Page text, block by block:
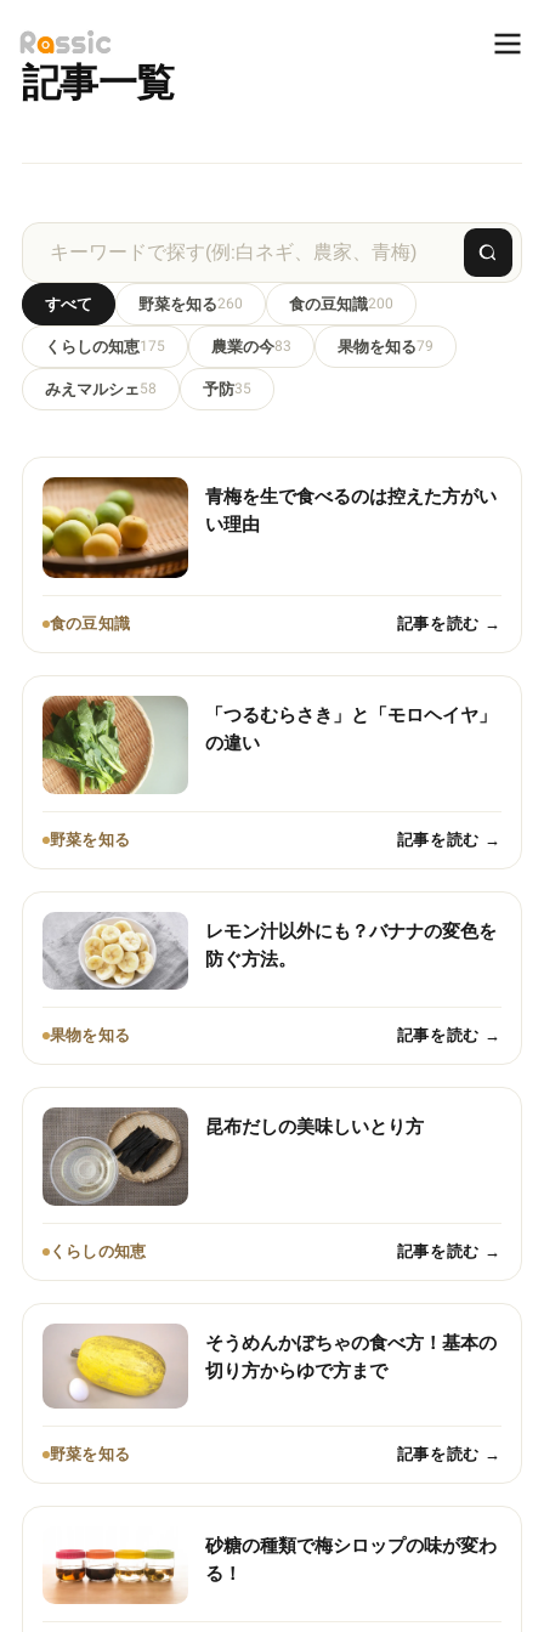
記事一覧
すべて 野菜を知る260 食の豆知識200
くらしの知恵175 農業の今83 果物を知る79
みえマルシェ58 予防35
青梅を生で食べるのは控えた方がい
い理由
食の豆知識 記事を読む →
「つるむらさき」と「モロヘイヤ」
の違い
野菜を知る 記事を読む →
レモン汁以外にも？バナナの変色を
防ぐ方法。
果物を知る 記事を読む →
昆布だしの美味しいとり方
くらしの知恵 記事を読む →
そうめんかぼちゃの食べ方！基本の
切り方からゆで方まで
野菜を知る 記事を読む →
砂糖の種類で梅シロップの味が変わ
る！